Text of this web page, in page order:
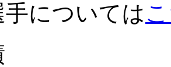
については